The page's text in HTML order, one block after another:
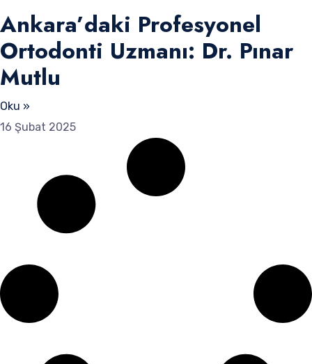
Ankara’daki Profesyonel
Ortodonti Uzmanı: Dr. Pınar
Mutlu
Oku »
16 Şubat 2025